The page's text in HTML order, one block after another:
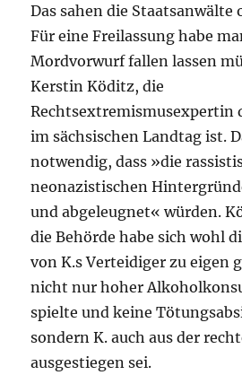
Das sahen die Staatsanwälte
Für eine Freilassung habe
Mordvorwurf fallen lassen
Kerstin Köditz, die
Rechtsextremismusexpertin
im sächsischen Landtag ist.
notwendig, dass »die
neonazistischen
und abgeleugnet« würden.
die Behörde habe sich wohl
von K.s Verteidiger zu eigen
nicht nur hoher
spielte und keine
sondern K. auch aus der
ausgestiegen sei.